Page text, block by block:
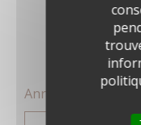
Année des